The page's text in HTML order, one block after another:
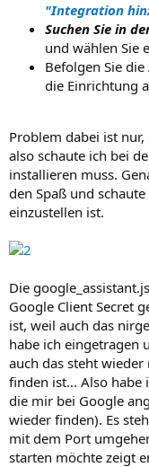
"Integration
Suchen Sie in
und wählen Sie
Befolgen Sie
die Einrichtung
Problem dabei ist
also schaute ich bei
installieren muss.
den Spaß und
einzustellen ist.
Die
Google Client Secret
ist, weil auch das
habe ich eingetragen
auch das steht
finden ist... Also habe
die mir bei Google
wieder finden). Es
mit dem Port
starten möchte zeigt